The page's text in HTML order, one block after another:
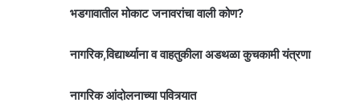
भडगावातील मोकाट जनावरांचा वाली कोण?
नागरिक,विद्यार्थ्याना व वाहतुकीला अडथळा कुचकामी यंत्रणा
नागरिक आंदोलनाच्या पवित्र्यात